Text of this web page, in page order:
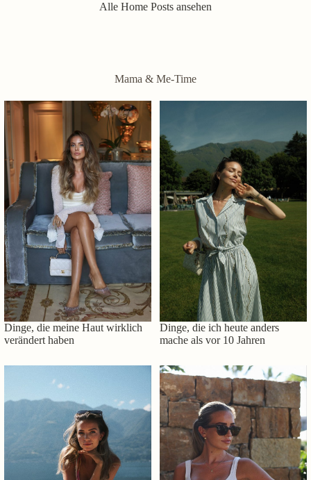
Alle Home Posts ansehen
Mama & Me-Time
Dinge, die meine Haut wirklich
verändert haben
Dinge, die ich heute anders
mache als vor 10 Jahren